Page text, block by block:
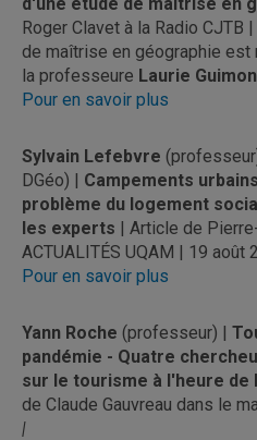
Roger Clavet à la Radio
de maîtrise en géographie
la professeure Laurie
Pour en savoir plus
Sylvain Lefebvre
DGéo) | Campements
problème du logement
les experts | Article de
ACTUALITÉS UQAM | 19 août
Pour en savoir plus
Yann Roche (professeur) |
pandémie - Quatre
sur le tourisme à l'heure de
de Claude Gauvreau dans le
|